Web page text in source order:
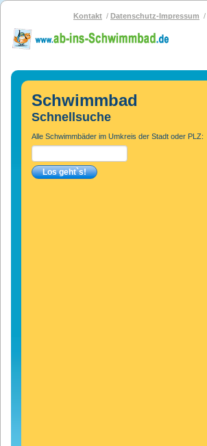
Kontakt Datenschutz-Impressum
Start
Schwimmbad-Karte
Bäder nach PLZ
Bäder nach Stadt
SOS-Schwimmbad
Blog
Schwimmbad
Schnellsuche
Alle Schwimmbäder im Umkreis der Stadt oder PLZ: